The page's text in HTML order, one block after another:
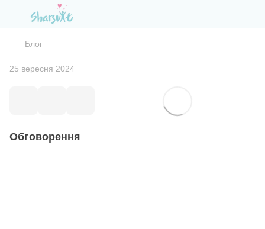
Блог
25 вересня 2024
Обговорення